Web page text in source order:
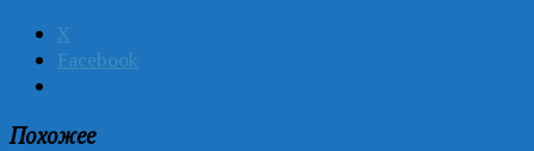
X
Facebook
Похожее